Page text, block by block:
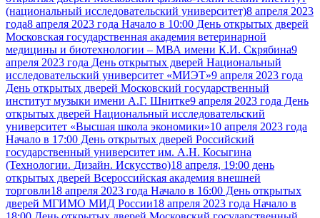
(национальный исследовательский университет)8 апреля 2023
года8 апреля 2023 года Начало в 10:00 День открытых дверей
Московская государственная академия ветеринарной
медицины и биотехнологии – МВА имени К.И. Скрябина9
апреля 2023 года День открытых дверей Национальный
исследовательский университет «МИЭТ»9 апреля 2023 года
День открытых дверей Московский государственный
институт музыки имени А.Г. Шнитке9 апреля 2023 года День
открытых дверей Национальный исследовательский
университет «Высшая школа экономики»10 апреля 2023 года
Начало в 17:00 День открытых дверей Российский
государственный университет им. А.Н. Косыгина
(Технологии. Дизайн. Искусство)18 апреля, 19:00 день
открытых дверей Всероссийская академия внешней
торговли18 апреля 2023 года Начало в 16:00 День открытых
дверей МГИМО МИД России18 апреля 2023 года Начало в